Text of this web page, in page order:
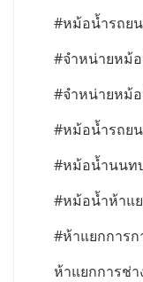
#หม้อน้ำรถย
#จำหน่ายหม้
#จำหน่ายหม้
#หม้อน้ำรถย
#หม้อน้ำนนท
#หม้อน้ำห้าแ
#ห้าแยกการก
ห้าแยกการช่า